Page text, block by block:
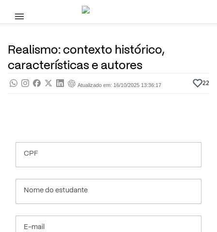
Pular para o conteúdo principal
Realismo: contexto histórico,
características e autores
Atualizado em: 16/10/2025 13:36:17 22
CPF
Nome do estudante
E-mail